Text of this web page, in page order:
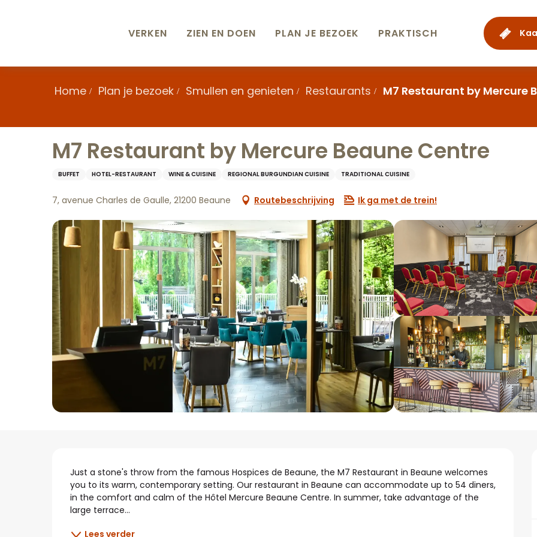
VERKEN ZIEN EN DOEN PLAN JE BEZOEK PRAKTISCH
Home Plan je bezoek Smullen en genieten Restaurants M7 Restaurant by Mercure
M7 Restaurant by Mercure Beaune Centre
BUFFET HOTEL-RESTAURANT WINE & CUISINE REGIONAL BURGUNDIAN CUISINE TRADITIONAL CUISINE
7, avenue Charles de Gaulle, 21200 Beaune Routebeschrijving Ik ga met de trein!
Beschrijving
Just a stone's throw from the famous Hospices de Beaune, the M7 Restaurant in Beaune welcomes
you to its warm, contemporary setting. Our restaurant in Beaune can accommodate up to 54 diners,
in the comfort and calm of the Hôtel Mercure Beaune Centre. In summer, take advantage of the
large terrace...
Lees verder